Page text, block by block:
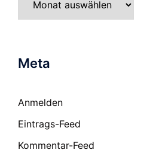
Meta
Anmelden
Eintrags-Feed
Kommentar-Feed